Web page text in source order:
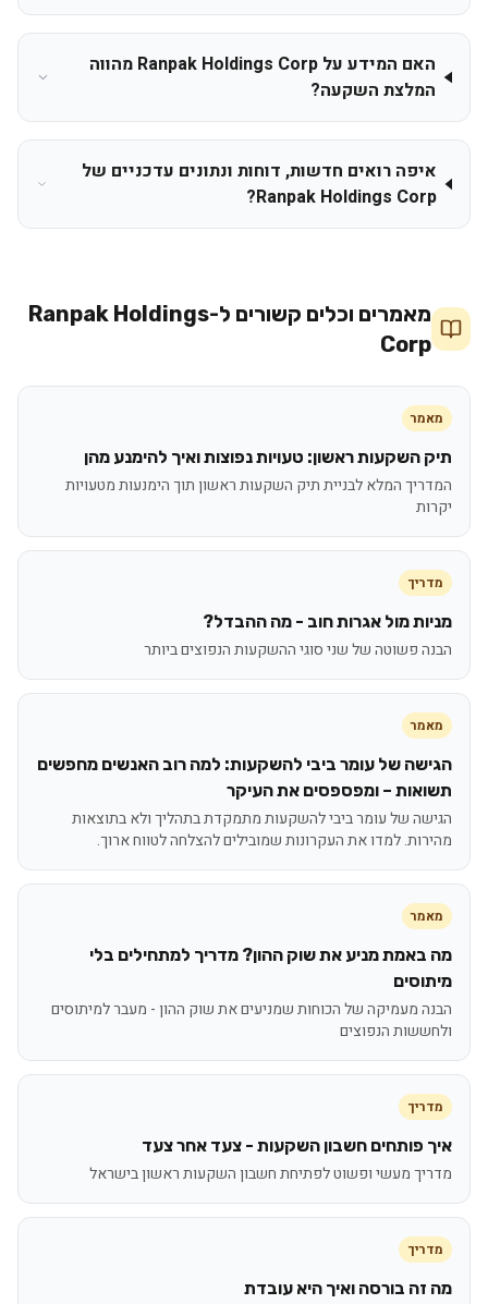
האם המידע על Ranpak Holdings Corp מהווה
המלצת השקעה?
איפה רואים חדשות, דוחות ונתונים עדכניים של
Ranpak Holdings Corp?
מאמרים וכלים קשורים ל-Ranpak Holdings
Corp
מאמר
תיק השקעות ראשון: טעויות נפוצות ואיך להימנע מהן
המדריך המלא לבניית תיק השקעות ראשון תוך הימנעות מטעויות
יקרות
מדריך
מניות מול אגרות חוב - מה ההבדל?
הבנה פשוטה של שני סוגי ההשקעות הנפוצים ביותר
מאמר
הגישה של עומר ביבי להשקעות: למה רוב האנשים מחפשים
תשואות – ומפספסים את העיקר
הגישה של עומר ביבי להשקעות מתמקדת בתהליך ולא בתוצאות
מהירות. למדו את העקרונות שמובילים להצלחה לטווח ארוך.
מאמר
מה באמת מניע את שוק ההון? מדריך למתחילים בלי
מיתוסים
הבנה מעמיקה של הכוחות שמניעים את שוק ההון - מעבר למיתוסים
ולחששות הנפוצים
מדריך
איך פותחים חשבון השקעות - צעד אחר צעד
מדריך מעשי ופשוט לפתיחת חשבון השקעות ראשון בישראל
מדריך
מה זה בורסה ואיך היא עובדת